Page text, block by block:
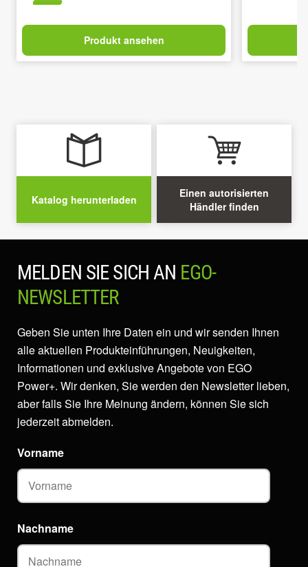
Produkt ansehen
Katalog herunterladen
Einen autorisierten
Händler finden
MELDEN SIE SICH AN EGO-
NEWSLETTER
Geben Sie unten Ihre Daten ein und wir senden Ihnen
alle aktuellen Produkteinführungen, Neuigkeiten,
Informationen und exklusive Angebote von EGO
Power+. Wir denken, Sie werden den Newsletter lieben,
aber falls Sie Ihre Meinung ändern, können Sie sich
jederzeit abmelden.
Vorname
Nachname